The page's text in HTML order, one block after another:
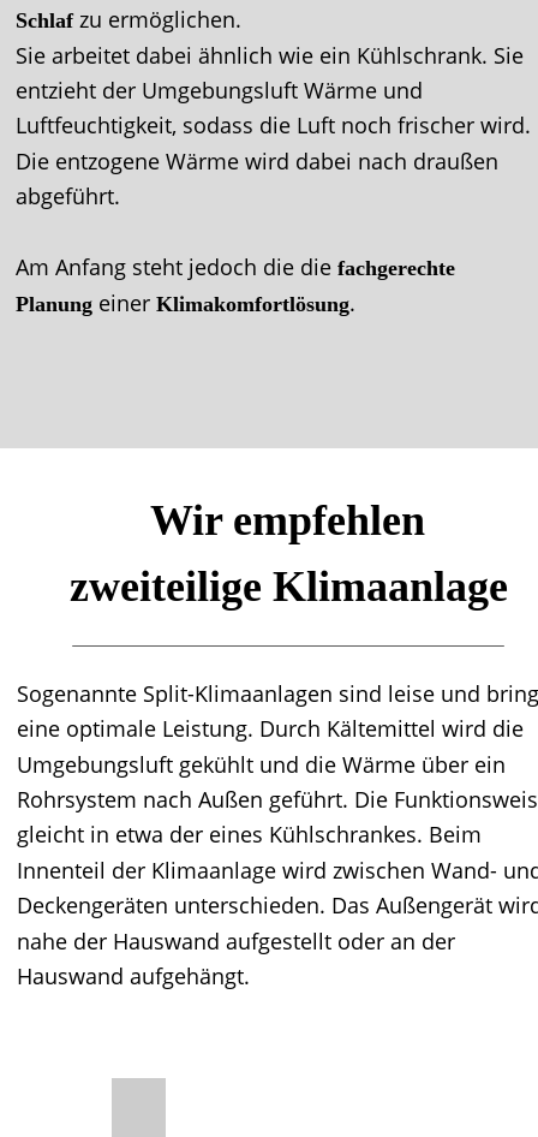
Schlaf zu ermöglichen.
Sie arbeitet dabei ähnlich wie ein Kühlschrank. Sie
entzieht der Umgebungsluft Wärme und
Luftfeuchtigkeit, sodass die Luft noch frischer wird.
Die entzogene Wärme wird dabei nach draußen
abgeführt.
Am Anfang steht jedoch die die fachgerechte
Planung einer Klimakomfortlösung.
Wir empfehlen
zweiteilige Klimaanlage
Sogenannte Split-Klimaanlagen sind leise und
eine optimale Leistung. Durch Kältemittel wird die
Umgebungsluft gekühlt und die Wärme über ein
Rohrsystem nach Außen geführt. Die
gleicht in etwa der eines Kühlschrankes. Beim
Innenteil der Klimaanlage wird zwischen Wand-
Deckengeräten unterschieden. Das Außengerät
nahe der Hauswand aufgestellt oder an der
Hauswand aufgehängt.